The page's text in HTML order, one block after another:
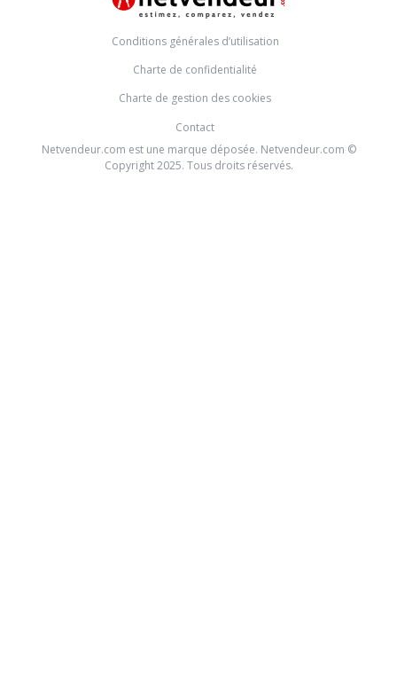
Conditions générales d’utilisation
Charte de confidentialité
Charte de gestion des cookies
Contact
Netvendeur.com est une marque déposée. Netvendeur.com ©
Copyright 2025. Tous droits réservés.